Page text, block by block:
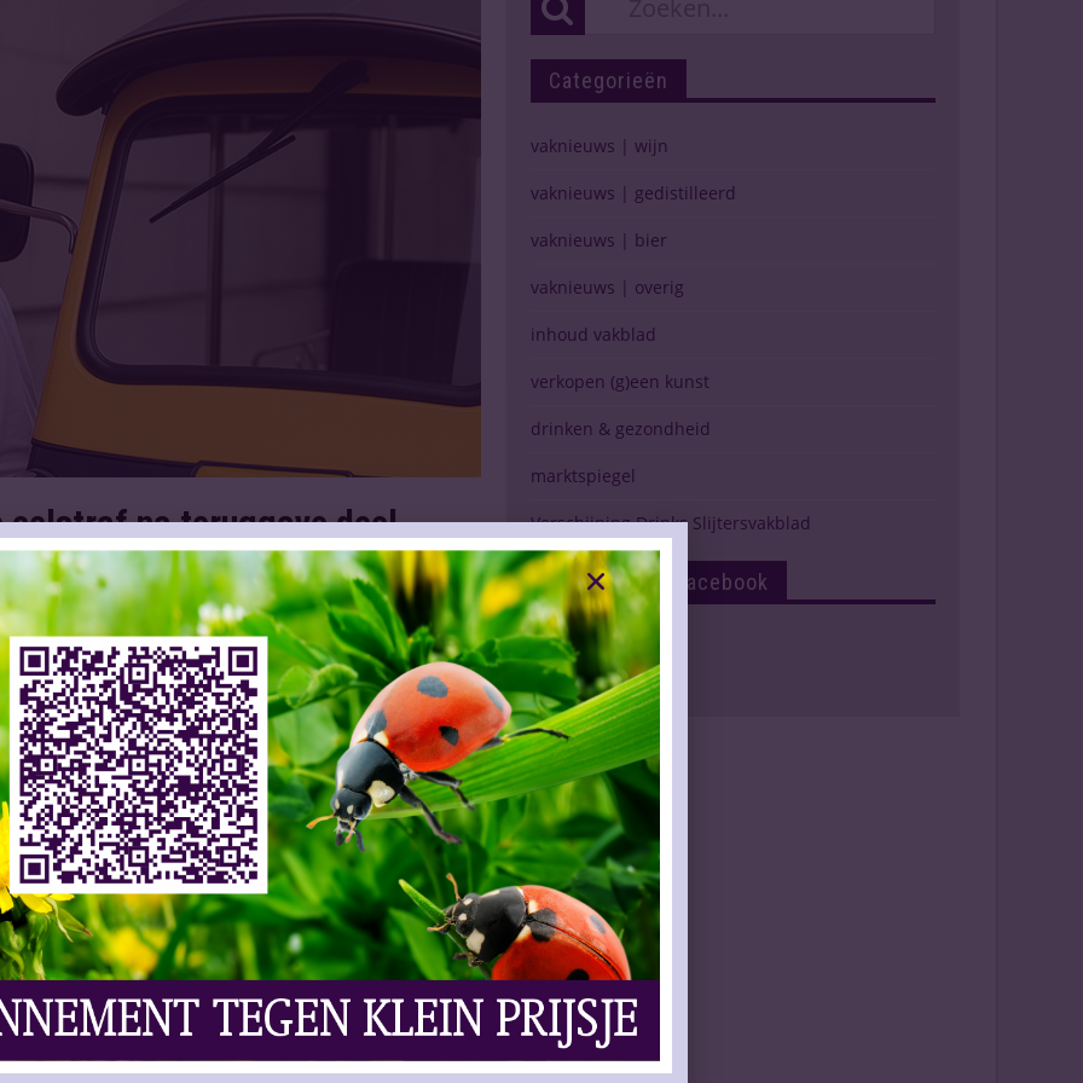
na teruggave deel
,Vaknieuws | Overig Reacties Uitgeschakeld
is veroordeeld tot 20 maanden cel,
van zijn wijnbuit had teruggegeven. Kubola
Mayfair, Belgravia en de City of London, waarbij
stal. De rechter gaf hem in oktober nog twee
32 flessen, ter waarde van £6.687 (€7.825),
verdachte berouw en werkte hij mee aan het
toen hij in de City reed met een tuk-tuk
een slijptol en koevoet. Op camerabeelden was
wegreed. Tijdens zijn arrestatie grapte hij: “The
hij met een drankprobleem en onbetaald
schade besloot de rechter hem een
Categorieën
vaknieuws | wijn
vaknieuws | gedistilleerd
vaknieuws | bier
vaknieuws | overig
inhoud vakblad
verkopen (g)een kunst
drinken & gezondheid
marktspiegel
Verschijning Drinks Slijtersvakblad
Volg Ons Op Facebook